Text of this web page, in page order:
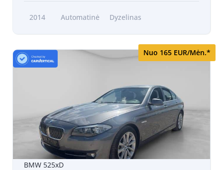
2014 Automatinė Dyzelinas
Nuo 165 EUR/Mėn.*
BMW 525xD